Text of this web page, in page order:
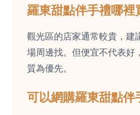
羅東甜點伴手禮哪裡
觀光區的店家通常較貴，建
場周邊找。但便宜不代表好
質為優先。
可以網購羅東甜點伴